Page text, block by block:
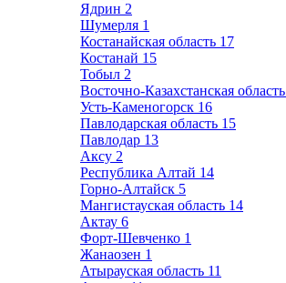
Ядрин 2
Шумерля 1
Костанайская область 17
Костанай 15
Тобыл 2
Восточно-Казахстанская область
Усть-Каменогорск 16
Павлодарская область 15
Павлодар 13
Аксу 2
Республика Алтай 14
Горно-Алтайск 5
Мангистауская область 14
Актау 6
Форт-Шевченко 1
Жанаозен 1
Атырауская область 11